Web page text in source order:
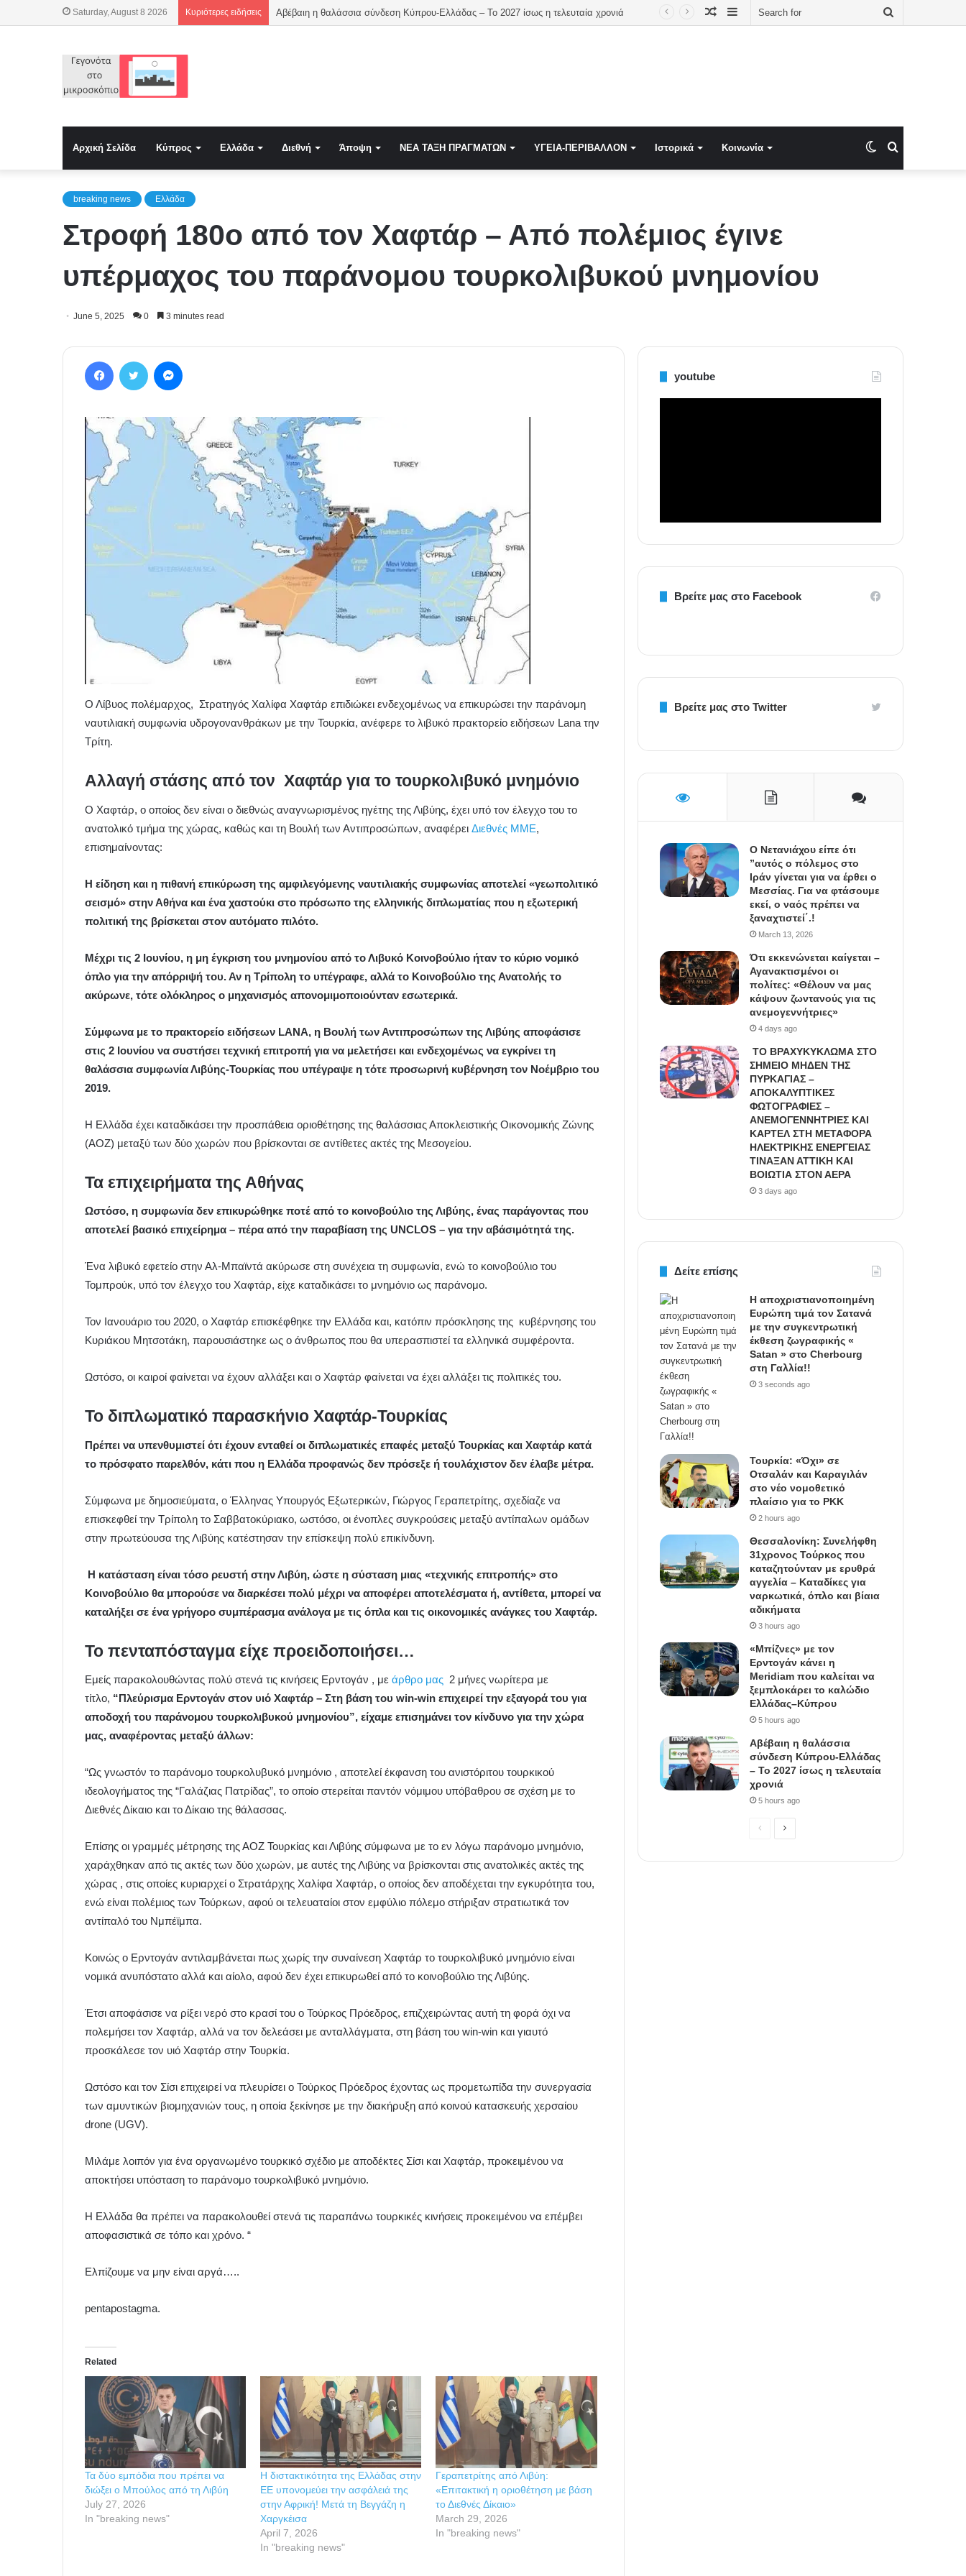
Saturday, August 8 2026 Κυριότερες ειδήσεις Αβέβαιη η θαλάσσια σύνδεση Κύπρου-Ελλάδας – Το 2027 ίσως η τελευταία χρονιά Sidebar
Random
Αρχική Σελίδα Κύπρος Ελλάδα Διεθνή Άποψη NEA TAΞΗ ΠΡΑΓΜΑΤΩΝ ΥΓΕΙΑ-ΠΕΡΙΒΑΛΛΟΝ Ιστορικά Κοινωνία Switch
breaking news Ελλάδα
Στροφή 180ο από τον Χαφτάρ – Από πολέμιος έγινε
υπέρμαχος του παράνομου τουρκολιβυκού μνημονίου
June 5, 2025 0 3 minutes read
Facebook Twitter
Ο Λίβυος πολέμαρχος, Στρατηγός Χαλίφα Χαφτάρ επιδιώκει ενδεχομένως να επικυρώσει την παράνομη
ναυτιλιακή συμφωνία υδρογονανθράκων με την Τουρκία, ανέφερε το λιβυκό πρακτορείο ειδήσεων Lana την
Τρίτη.
Αλλαγή στάσης από τον Χαφτάρ για το τουρκολιβυκό μνημόνιο
Ο Χαφτάρ, ο οποίος δεν είναι ο διεθνώς αναγνωρισμένος ηγέτης της Λιβύης, έχει υπό τον έλεγχο του το
ανατολικό τμήμα της χώρας, καθώς και τη Βουλή των Αντιπροσώπων, αναφέρει Διεθνές ΜΜΕ,
επισημαίνοντας:
Η είδηση ​​και η πιθανή επικύρωση της αμφιλεγόμενης ναυτιλιακής συμφωνίας αποτελεί «γεωπολιτικό
σεισμό» στην Αθήνα και ένα χαστούκι στο πρόσωπο της ελληνικής διπλωματίας που η εξωτερική
πολιτική της βρίσκεται στον αυτόματο πιλότο.
Μέχρι τις 2 Ιουνίου, η μη έγκριση του μνημονίου από το Λιβυκό Κοινοβούλιο ήταν το κύριο νομικό
όπλο για την απόρριψή του. Αν η Τρίπολη το υπέγραφε, αλλά το Κοινοβούλιο της Ανατολής το
ακύρωνε, τότε ολόκληρος ο μηχανισμός απονομιμοποιούνταν εσωτερικά.
Σύμφωνα με το πρακτορείο ειδήσεων LANA, η Βουλή των Αντιπροσώπων της Λιβύης αποφάσισε
στις 2 Ιουνίου να συστήσει τεχνική επιτροπή για να μελετήσει και ενδεχομένως να εγκρίνει τη
θαλάσσια συμφωνία Λιβύης-Τουρκίας που υπέγραψε η τότε προσωρινή κυβέρνηση τον Νοέμβριο του
2019.
Η Ελλάδα έχει καταδικάσει την προσπάθεια οριοθέτησης της θαλάσσιας Αποκλειστικής Οικονομικής Ζώνης
(ΑΟΖ) μεταξύ των δύο χωρών που βρίσκονται σε αντίθετες ακτές της Μεσογείου.
Τα επιχειρήματα της Αθήνας
Ωστόσο, η συμφωνία δεν επικυρώθηκε ποτέ από το κοινοβούλιο της Λιβύης, ένας παράγοντας που
αποτελεί βασικό επιχείρημα – πέρα ​​από την παραβίαση της UNCLOS – για την αβάσιμότητά της.
Ένα λιβυκό εφετείο στην Αλ-Μπαϊντά ακύρωσε στη συνέχεια τη συμφωνία, ενώ το κοινοβούλιο του
Τομπρούκ, υπό τον έλεγχο του Χαφτάρ, είχε καταδικάσει το μνημόνιο ως παράνομο.
Τον Ιανουάριο του 2020, ο Χαφτάρ επισκέφθηκε την Ελλάδα και, κατόπιν πρόσκλησης της κυβέρνησης του
Κυριάκου Μητσοτάκη, παρουσιάστηκε ως ο άνθρωπος που θα υπερασπιστεί τα ελληνικά συμφέροντα.
Ωστόσο, οι καιροί φαίνεται να έχουν αλλάξει και ο Χαφτάρ φαίνεται να έχει αλλάξει τις πολιτικές του.
Το διπλωματικό παρασκήνιο Χαφτάρ-Τουρκίας
Πρέπει να υπενθυμιστεί ότι έχουν ενταθεί οι διπλωματικές επαφές μεταξύ Τουρκίας και Χαφτάρ κατά
το πρόσφατο παρελθόν, κάτι που η Ελλάδα προφανώς δεν πρόσεξε ή τουλάχιστον δεν έλαβε μέτρα.
Σύμφωνα με δημοσιεύματα, ο Έλληνας Υπουργός Εξωτερικών, Γιώργος Γεραπετρίτης, σχεδίαζε να
επισκεφθεί την Τρίπολη το Σαββατοκύριακο, ωστόσο, οι ένοπλες συγκρούσεις μεταξύ αντίπαλων ομάδων
στην πρωτεύουσα της Λιβύης κατέστησαν την επίσκεψη πολύ επικίνδυνη.
Η κατάσταση είναι τόσο ρευστή στην Λιβύη, ώστε η σύσταση μιας «τεχνικής επιτροπής» στο
Κοινοβούλιο θα μπορούσε να διαρκέσει πολύ μέχρι να αποφέρει αποτελέσματα ή, αντίθετα, μπορεί να
καταλήξει σε ένα γρήγορο συμπέρασμα ανάλογα με τις όπλα και τις οικονομικές ανάγκες του Χαφτάρ.
Το πενταπόσταγμα είχε προειδοποιήσει…
Εμείς παρακολουθώντας πολύ στενά τις κινήσεις Ερντογάν , με άρθρο μας 2 μήνες νωρίτερα με
τίτλο, “Πλεύρισμα Ερντογάν στον υιό Χαφτάρ – Στη βάση του win-win επιχειρεί την εξαγορά του για
αποδοχή του παράνομου τουρκολιβυκού μνημονίου”, είχαμε επισημάνει τον κίνδυνο για την χώρα
μας, αναφέροντας μεταξύ άλλων:
“Ως γνωστόν το παράνομο τουρκολυβυκό μνημόνιο , αποτελεί έκφανση του ανιστόριτου τουρκικού
ιδεολογήματος της “Γαλάζιας Πατρίδας”, το οποίο στερείται παντόν νόμιμου υπόβαθρου σε σχέση με το
Διεθνές Δίκαιο και το Δίκαιο της θάλασσας.
Επίσης οι γραμμές μέτρησης της ΑΟΖ Τουρκίας και Λιβύης σύμφωνα με το εν λόγω παράνομο μνημόνιο,
χαράχθηκαν από τις ακτές των δύο χωρών, με αυτές της Λιβύης να βρίσκονται στις ανατολικές ακτές της
χώρας , στις οποίες κυριαρχεί ο Στρατάρχης Χαλίφα Χαφτάρ, ο οποίος δεν αποδέχεται την εγκυρότητα του,
ενώ είναι πολέμιος των Τούρκων, αφού οι τελευαταίοι στον εμφύλιο πόλεμο στήριξαν στρατιωτικά τον
αντίπαλό του Νμπέϊμπα.
Κοινώς ο Ερντογάν αντιλαμβάνεται πως χωρίς την συναίνεση Χαφτάρ το τουρκολιβυκό μνημόνιο είναι
νομικά ανυπόστατο αλλά και αίολο, αφού δεν έχει επικυρωθεί από το κοινοβούλιο της Λιβύης.
Έτσι αποφάσισε να ρίξει νερό στο κρασί του ο Τούρκος Πρόεδρος, επιζχειρώντας αυτή τη φορά όχι να
πολεμήσει τον Χαφτάρ, αλλά να τον δελεάσει με ανταλλάγματα, στη βάση του win-win και γιαυτό
προσκάλεσε τον υιό Χαφτάρ στην Τουρκία.
Ωστόσο και τον Σίσι επιχειρεί να πλευρίσει ο Τούρκος Πρόεδρος έχοντας ως προμετωπίδα την συνεργασία
των αμυντικών βιομηχανιών τους, η οποία ξεκίνησε με την διακήρυξη από κοινού κατασκευής χερσαίου
drone (UGV).
Μιλάμε λοιπόν για ένα οργανωμένο τουρκικό σχέδιο με αποδέκτες Σίσι και Χαφτάρ, προκειμένου να
αποκτήσει υπόσταση το παράνομο τουρκολιβυκό μνημόνιο.
Η Ελλάδα θα πρέπει να παρακολουθεί στενά τις παραπάνω τουρκικές κινήσεις προκειμένου να επέμβει
αποφασιστικά σε τόπο και χρόνο. “
Ελπίζουμε να μην είναι αργά…..
pentapostagma.
Related
Τα δύο εμπόδια που πρέπει να
διώξει ο Μπούλος από τη Λιβύη
July 27, 2026
In "breaking news"
Η διστακτικότητα της Ελλάδας στην
ΕΕ υπονομεύει την ασφάλειά της
στην Αφρική! Μετά τη Βεγγάζη η
Χαργκέισα
April 7, 2026
In "breaking news"
Γεραπετρίτης από Λιβύη:
«Επιτακτική η οριοθέτηση με βάση
το Διεθνές Δίκαιο»
March 29, 2026
In "breaking news"
youtube
Βρείτε μας στο Facebook
Βρείτε μας στο Twitter
Ο Νετανιάχου είπε ότι
”αυτός ο πόλεμος στο
Ιράν γίνεται για να έρθει ο
Μεσσίας. Για να φτάσουμε
εκεί, ο ναός πρέπει να
ξαναχτιστεί΄.!
March 13, 2026
Ότι εκκενώνεται καίγεται –
Αγανακτισμένοι οι
πολίτες: «Θέλουν να μας
κάψουν ζωντανούς για τις
ανεμογεννήτριες»
4 days ago
ΤΟ ΒΡΑΧΥΚΥΚΛΩΜΑ ΣΤΟ
ΣΗΜΕΙΟ ΜΗΔΕΝ ΤΗΣ
ΠΥΡΚΑΓΙΑΣ –
ΑΠΟΚΑΛΥΠΤΙΚΕΣ
ΦΩΤΟΓΡΑΦΙΕΣ –
ΑΝΕΜΟΓΕΝΝΗΤΡΙΕΣ ΚΑΙ
ΚΑΡΤΕΛ ΣΤΗ ΜΕΤΑΦΟΡΑ
ΗΛΕΚΤΡΙΚΗΣ ΕΝΕΡΓΕΙΑΣ
ΤΙΝΑΞΑΝ ΑΤΤΙΚΗ ΚΑΙ
ΒΟΙΩΤΙΑ ΣΤΟΝ ΑΕΡΑ
3 days ago
Δείτε επίσης
Η αποχριστιανοποιημένη
Ευρώπη τιμά τον Σατανά
με την συγκεντρωτική
έκθεση ζωγραφικής «
Satan » στο Cherbourg
στη Γαλλία!!
3 seconds ago
Τουρκία: «Όχι» σε
Οτσαλάν και Καραγιλάν
στο νέο νομοθετικό
πλαίσιο για το PKK
2 hours ago
Θεσσαλονίκη: Συνελήφθη
31χρονος Τούρκος που
καταζητούνταν με ερυθρά
αγγελία – Καταδίκες για
ναρκωτικά, όπλο και βίαια
αδικήματα
3 hours ago
«Μπίζνες» με τον
Ερντογάν κάνει η
Meridiam που καλείται να
ξεμπλοκάρει το καλώδιο
Ελλάδας–Κύπρου
5 hours ago
Αβέβαιη η θαλάσσια
σύνδεση Κύπρου-Ελλάδας
– Το 2027 ίσως η τελευταία
χρονιά
5 hours ago
PreviousNext